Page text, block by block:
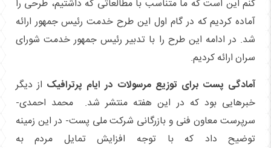
کنم این است که ما متناسب با مطالعاتی که داشتیم، طرحی را
آماده کردیم که در گام اول این طرح خدمت رئیس جمهور ارائه
شد. در ادامه این طرح را با تدبیر رئیس جمهور خدمت شورای
سران ارائه کردیم.
آمادگی پست برای توزیع مرسولات در ایام پرترافیک از دیگر
خبرهایی بود که در این هفته منتشر شد. محمد احمدی-
سرپرست معاون فنی و بازرگانی شرکت ملی پست- در این زمینه
توضیح داد که با توجه افزایش تمایل مردم به